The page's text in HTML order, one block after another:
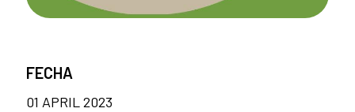
FECHA
01 APRIL 2023